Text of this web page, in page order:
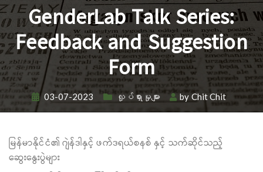
GenderLab Talk Series:
Feedback and Suggestion
Form
03-07-2023 လှုပ်ရှားမှုများ by Chit Chit
မြန်မာနိုင်ငံ၏ ဂျဲန်ဒါနှင့် ဖက်ဒရယ်စနစ် ‌နှင့် သက်ဆိုင်သည့်
ဆွေးနွေးပွဲများ